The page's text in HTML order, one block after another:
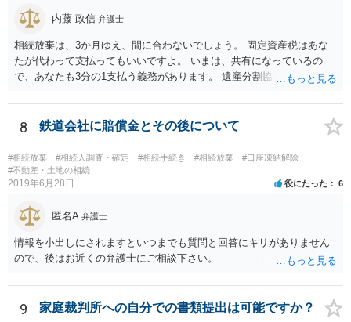
内藤 政信 弁護士
相続放棄は、3か月ゆえ、間に合わないでしょう。 固定資産税はあな
たが代わって支払ってもいいですよ。 いまは、共有になっているの
で、あなたも3分の1支払う義務があります。 遺産分割協議をして、不
払い義務があります。
8 鉄道会社に賠償金とその後について
#相続放棄 #相続人調査・確定 #相続手続き #相続放棄
#口座凍結解除
#不動産・土地の相続
2019年6月28日 役にたった 6
匿名A 弁護士
情報を小出しにされますといつまでも質問と回答にキリがありません
ので、後はお近くの弁護士にご相談下さい。
9 家庭裁判所への自分での書類提出は可能ですか？